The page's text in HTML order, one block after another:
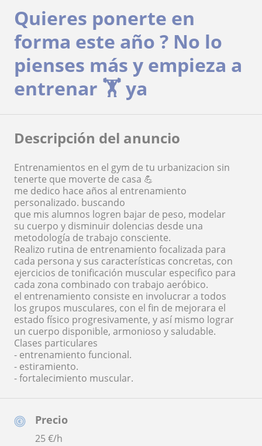
Precio
25€/h
Quieres ponerte en
forma este año ? No lo
pienses más y empieza a
entrenar 🏋️ ya
Descripción del anuncio
Entrenamientos en el gym de tu urbanizacion sin
tenerte que moverte de casa 💪
me dedico hace años al entrenamiento
personalizado. buscando
que mis alumnos logren bajar de peso, modelar
su cuerpo y disminuir dolencias desde una
metodología de trabajo consciente.
Realizo rutina de entrenamiento focalizada para
cada persona y sus características concretas, con
ejercicios de tonificación muscular especifico para
cada zona combinado con trabajo aeróbico.
el entrenamiento consiste en involucrar a todos
los grupos musculares, con el fin de mejorara el
estado físico progresivamente, y así mismo lograr
un cuerpo disponible, armonioso y saludable.
Clases particulares
- entrenamiento funcional.
- estiramiento.
- fortalecimiento muscular.